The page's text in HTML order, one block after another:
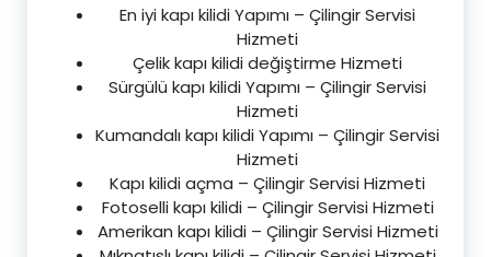
En iyi kapı kilidi Yapımı – Çilingir Servisi
Hizmeti
Çelik kapı kilidi değiştirme Hizmeti
Sürgülü kapı kilidi Yapımı – Çilingir Servisi
Hizmeti
Kumandalı kapı kilidi Yapımı – Çilingir Servisi
Hizmeti
Kapı kilidi açma – Çilingir Servisi Hizmeti
Fotoselli kapı kilidi – Çilingir Servisi Hizmeti
Amerikan kapı kilidi – Çilingir Servisi Hizmeti